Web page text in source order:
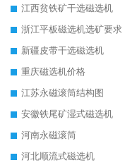
江西贫铁矿干选磁选机
浙江平板磁选机选矿要求
新疆皮带干选磁选机
重庆磁选机价格
江苏永磁滚筒结构图
安徽铁尾矿湿式磁选机
河南永磁滚筒
河北顺流式磁选机